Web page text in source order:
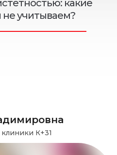
какие
учитываем?
К+31